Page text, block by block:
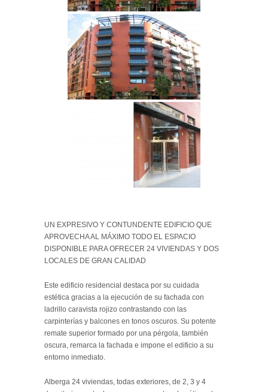
UN EXPRESIVO Y CONTUNDENTE EDIFICIO QUE
APROVECHA AL MÁXIMO TODO EL ESPACIO
DISPONIBLE PARA OFRECER 24 VIVIENDAS Y DOS
LOCALES DE GRAN CALIDAD
Este edificio residencial destaca por su cuidada
estética gracias a la ejecución de su fachada con
ladrillo caravista rojizo contrastando con las
carpinterías y balcones en tonos oscuros. Su potente
remate superior formado por una pérgola, también
oscura, remarca la fachada e impone el edificio a su
entorno inmediato.
Alberga 24 viviendas, todas exteriores, de 2, 3 y 4